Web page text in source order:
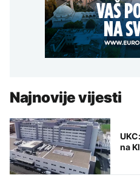
Najnovije vijesti
na